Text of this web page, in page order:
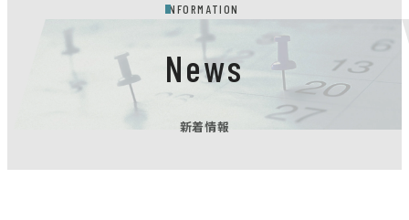
Projects
Corporate会社情報
INFORMATION
News
新着情報